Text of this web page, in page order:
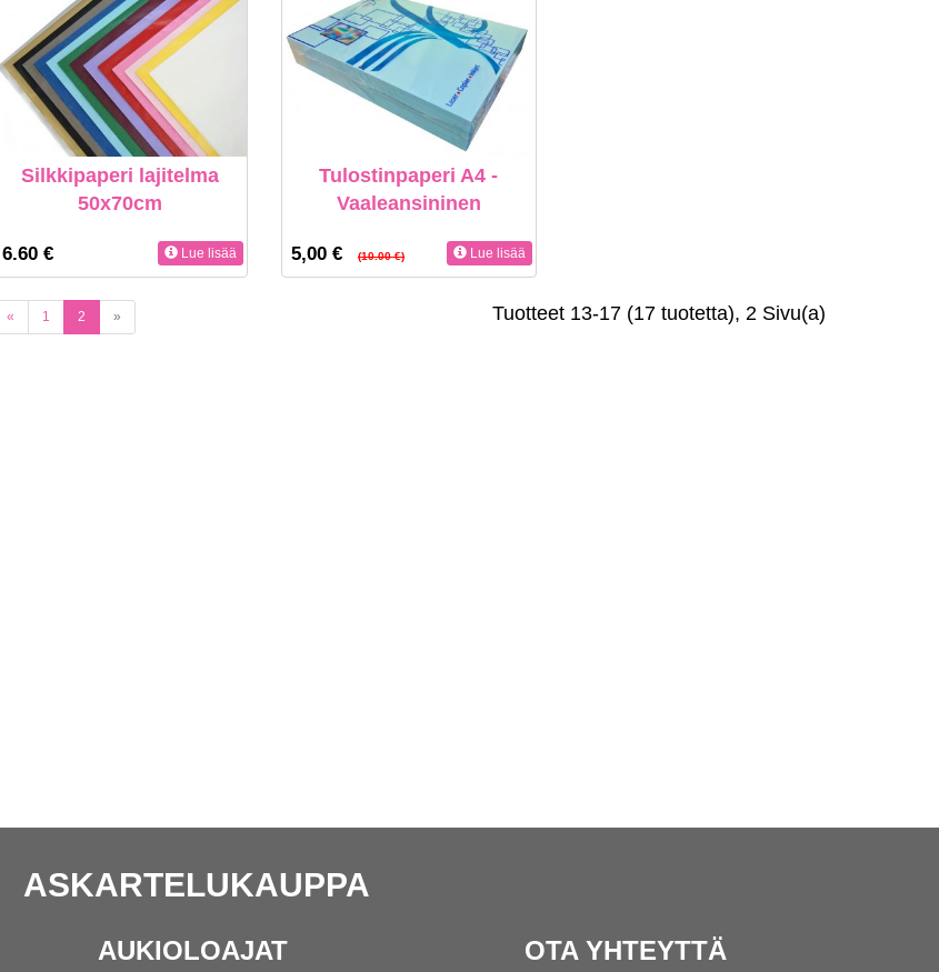
Silkkipaperi lajitelma
50x70cm
6.60 € Lue lisää
Tulostinpaperi A4 -
Vaaleansininen
5,00 € (10.00 €) Lue lisää
Tuotteet 13-17 (17 tuotetta), 2 Sivu(a)
« 1 (current)
2 »
ASKARTELUKAUPPA
AUKIOLOAJAT OTA YHTEYTTÄ